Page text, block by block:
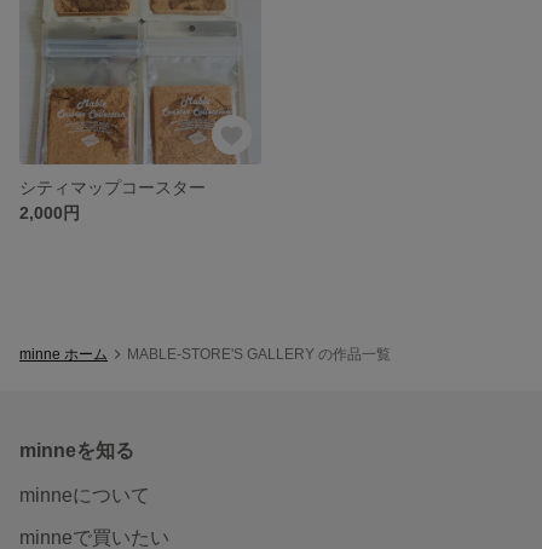
シティマップコースター
2,000円
minne ホーム MABLE-STORE'S GALLERY の作品一覧
minneを知る
minneについて
minneで買いたい